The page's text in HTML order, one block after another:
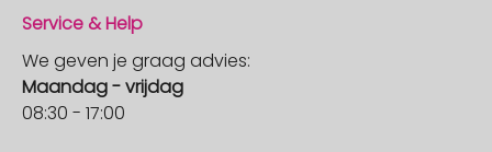
Service & Help
We geven je graag advies:
Maandag - vrijdag
08:30 - 17:00